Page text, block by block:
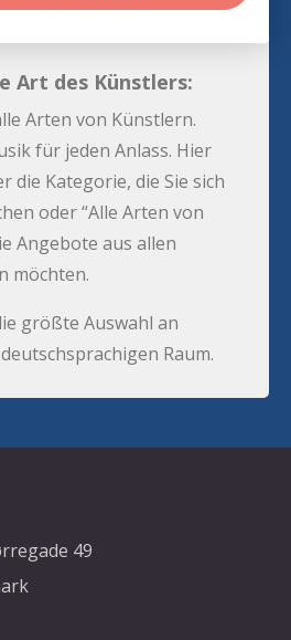
Art des Künstlers:
Arten von Künstlern.
für jeden Anlass. Hier
die Kategorie, die Sie sich
oder “Alle Arten von
Angebote aus allen
möchten.
größte Auswahl an
Raum.
49